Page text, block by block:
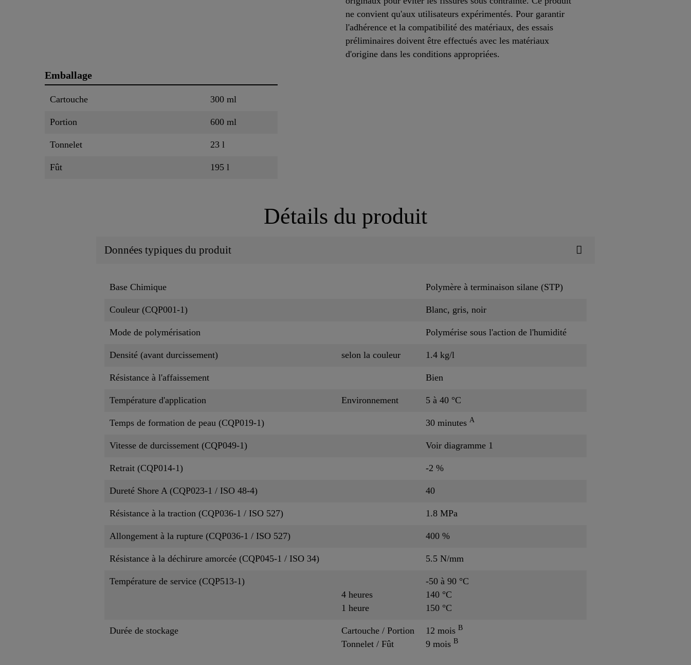
ne convient qu'aux utilisateurs expérimentés. Pour garantir
l'adhérence et la compatibilité des matériaux, des essais
préliminaires doivent être effectués avec les matériaux
d'origine dans les conditions appropriées.
Emballage
Cartouche 300 ml
Portion 600 ml
Tonnelet 23 l
Fût 195 l
Détails du produit
Données typiques du produit
Base Chimique Polymère à terminaison silane (STP)
Couleur (CQP001-1) Blanc, gris, noir
Mode de polymérisation Polymérise sous l'action de l'humidité
Densité (avant durcissement) selon la couleur 1.4 kg/l
Résistance à l'affaissement Bien
Température d'application Environnement 5 à 40 °C
Temps de formation de peau (CQP019-1) 30 minutes A
Vitesse de durcissement (CQP049-1) Voir diagramme 1
Retrait (CQP014-1) -2 %
Dureté Shore A (CQP023-1 / ISO 48-4) 40
Résistance à la traction (CQP036-1 / ISO 527) 1.8 MPa
Allongement à la rupture (CQP036-1 / ISO 527) 400 %
Résistance à la déchirure amorcée (CQP045-1 / ISO 34) 5.5 N/mm
Température de service (CQP513-1)
4 heures
1 heure
-50 à 90 °C
140 °C
150 °C
Durée de stockage
Cartouche / Portion
Tonnelet / Fût
12 mois B
9 mois B